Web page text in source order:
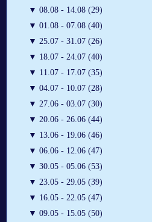
▼ 08.08 - 14.08 (29)
▼ 01.08 - 07.08 (40)
▼ 25.07 - 31.07 (26)
▼ 18.07 - 24.07 (40)
▼ 11.07 - 17.07 (35)
▼ 04.07 - 10.07 (28)
▼ 27.06 - 03.07 (30)
▼ 20.06 - 26.06 (44)
▼ 13.06 - 19.06 (46)
▼ 06.06 - 12.06 (47)
▼ 30.05 - 05.06 (53)
▼ 23.05 - 29.05 (39)
▼ 16.05 - 22.05 (47)
▼ 09.05 - 15.05 (50)